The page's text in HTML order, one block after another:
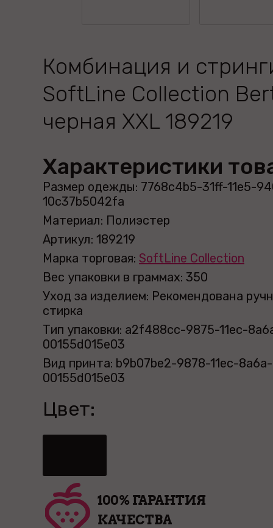
Комбинация и
SoftLine Collection
черная XXL 189219
Характеристики
Размер одежды: 7768c4b5-31ff-11e5-
10c37b5042fa
Материал: Полиэстер
Артикул: 189219
Марка торговая: SoftLine Collection
Вес упаковки в граммах: 350
Уход за изделием: Рекомендована
стирка
Тип упаковки: a2f488cc-9875-11ec-
00155d015e03
Вид принта: b9b07be2-9878-11ec-8a6a-
00155d015e03
Цвет:
100% ГАРАНТИЯ
КАЧЕСТВА